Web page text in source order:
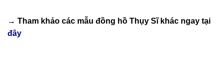
→ Tham khảo các mẫu đồng hồ Thụy Sĩkhác ngay tại
đây